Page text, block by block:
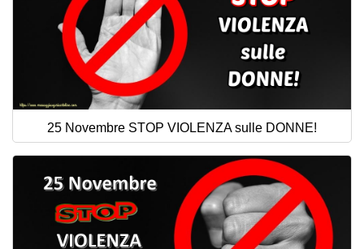
25 Novembre STOP VIOLENZA sulle DONNE!